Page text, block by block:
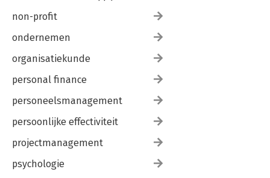
non-profit
ondernemen
organisatiekunde
personal finance
personeelsmanagement
persoonlijke effectiviteit
projectmanagement
psychologie